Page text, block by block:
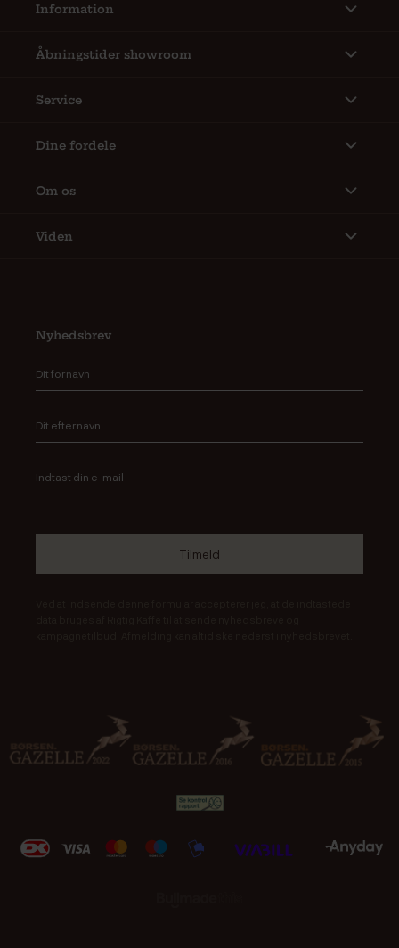
Information
Åbningstider showroom
Service
Dine fordele
Om os
Viden
Nyhedsbrev